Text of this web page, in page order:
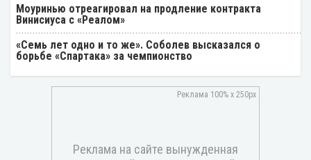
Моуринью отреагировал на продление контракта
Винисиуса с «Реалом»
«Семь лет одно и то же». Соболев высказался о
борьбе «Спартака» за чемпионство